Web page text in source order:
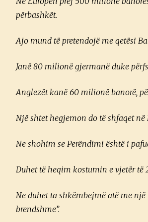
përbashkët.
Ajo mund të pretendojë me qetësi
Janë 80 milionë gjermanë duke
Anglezët kanë 60 milionë banorë,
Një shtet hegjemon do të shfaqet në
Ne shohim se Perëndimi është i
Duhet të heqim kostumin e vjetër
Ne duhet ta shkëmbejmë atë me
brendshme”.